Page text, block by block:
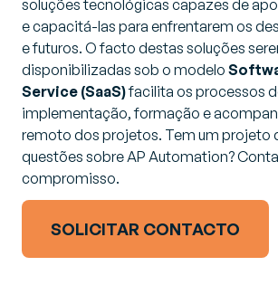
soluções tecnológicas capazes de
e capacitá-las para enfrentarem os
e futuros. O facto destas soluções
disponibilizadas sob o modelo
Service (SaaS)facilita os processos
implementação, formação e
remoto dos projetos. Tem um projeto
questões sobre AP Automation?
compromisso.
SOLICITAR CONTACTO